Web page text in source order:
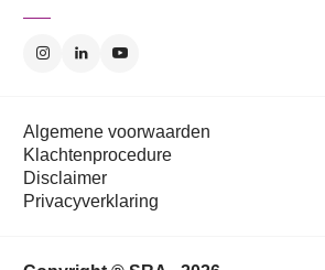
Algemene voorwaarden
Klachtenprocedure
Disclaimer
Privacyverklaring